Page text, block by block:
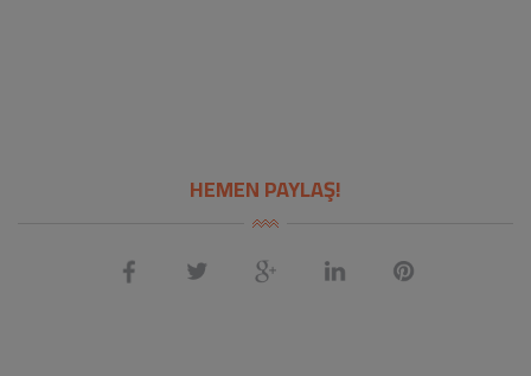
HEMEN PAYLAŞ!